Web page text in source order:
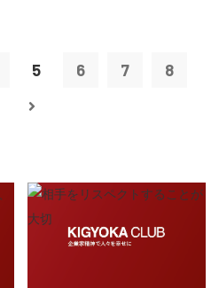
5 6 7 8